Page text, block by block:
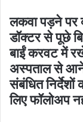
लकवा पड़ने पर
डॉक्टर से पूछे
बाईं करवट में
अस्पताल से आने
संबंधित
लिए फॉलोअप